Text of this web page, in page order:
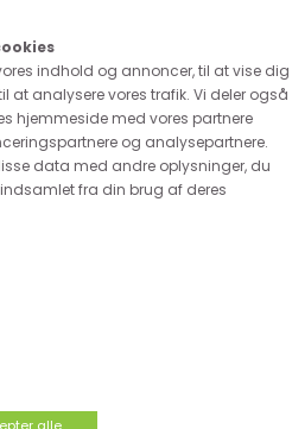
indhold og annoncer, til at vise dig
at analysere vores trafik. Vi deler også
hjemmeside med vores partnere
og analysepartnere.
data med andre oplysninger, du
fra din brug af deres